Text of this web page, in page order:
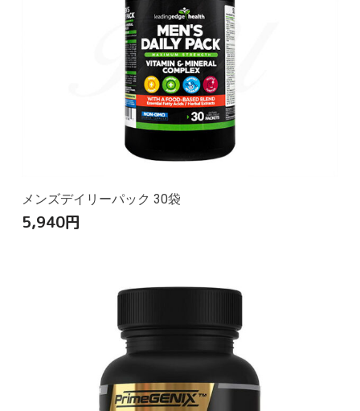
メンズデイリーパック 30袋
5,940円